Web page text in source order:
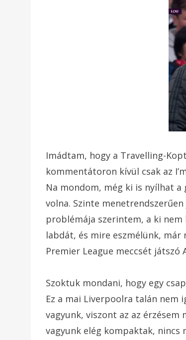
Imádtam, hogy a Travelling-
kommentátoron kívül csak az
Na mondom, még ki is nyílhat
volna. Szinte
problémája szerintem, a ki
labdát, és mire eszmélünk, már
Premier League meccsét játszó
Szoktuk mondani, hogy egy
Ez a mai Liverpoolra talán nem
vagyunk, viszont az az
vagyunk elég kompaktak, nincs